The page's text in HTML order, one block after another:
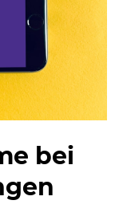
bei